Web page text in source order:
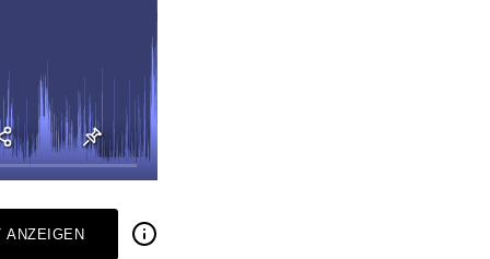
ANZEIGEN